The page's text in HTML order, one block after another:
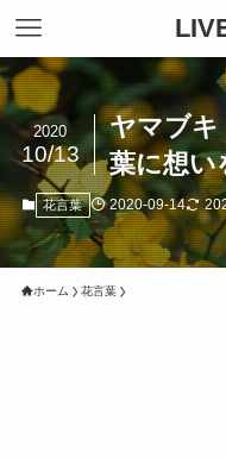
ヤマブキ
葉に想い
2020
10/13
花言葉 2020-09-14
ホーム 花言葉